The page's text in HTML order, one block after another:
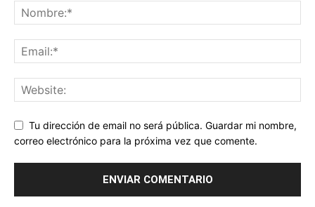
Tu dirección de email no será pública. Guardar mi nombre,
correo electrónico para la próxima vez que comente.